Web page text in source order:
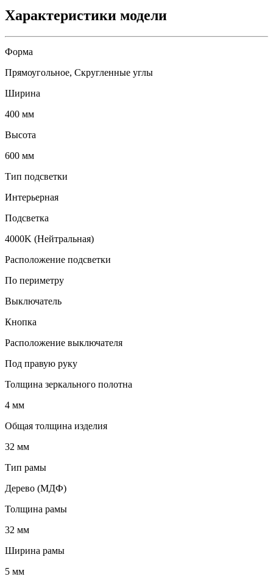
Характеристики модели
Форма
Прямоугольное, Скругленные углы
Ширина
400 мм
Высота
600 мм
Тип подсветки
Интерьерная
Подсветка
4000K (Нейтральная)
Расположение подсветки
По периметру
Выключатель
Кнопка
Расположение выключателя
Под правую руку
Толщина зеркального полотна
4 мм
Общая толщина изделия
32 мм
Тип рамы
Дерево (МДФ)
Толщина рамы
32 мм
Ширина рамы
5 мм